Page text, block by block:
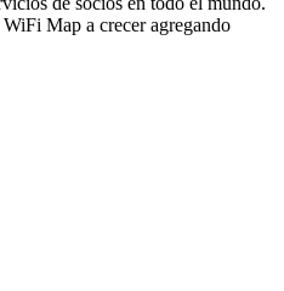
Map a crecer agregando